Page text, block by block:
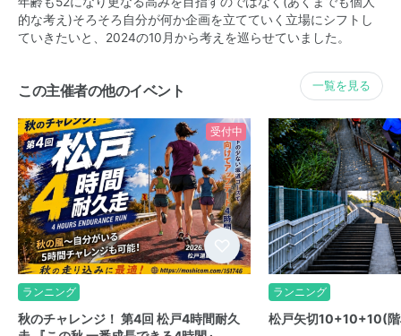
的な考え)そろそろ自分が何か企画を立てていく立場にシフトし
ていきたいと、2024の10月から考えを巡らせていました。
この主催者の他のイベント 一覧を見る
受付中
ランニング
秋のチャレンジ！ 第4回 松戸4時間耐久
ランニング
松戸矢切10+10+10(